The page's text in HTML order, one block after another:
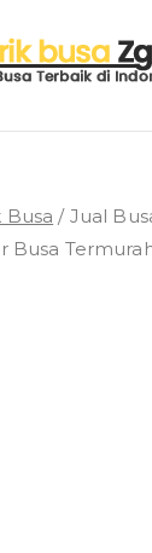
Busa / Jual
Busa